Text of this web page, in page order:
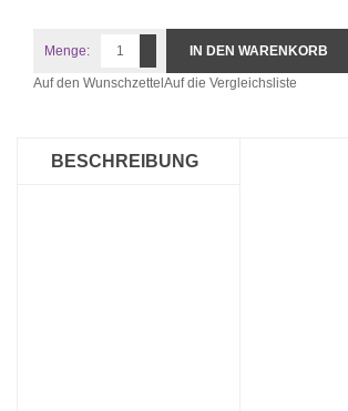
Menge: IN DEN WARENKORB
Auf den WunschzettelAuf die Vergleichsliste
BESCHREIBUNG